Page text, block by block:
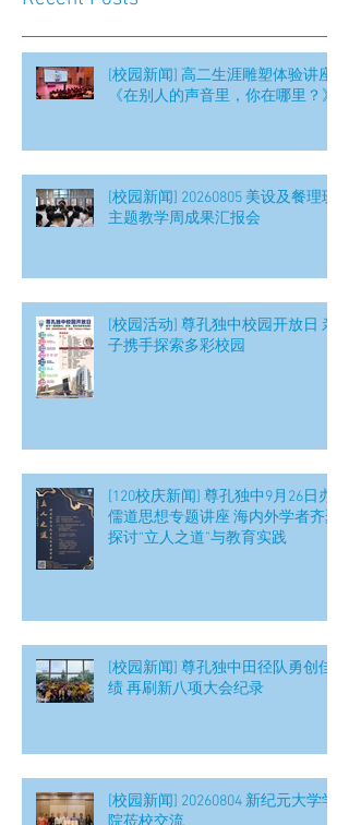
[校园新闻] 高二生涯雕塑体验讲座
《在别人的声音里，你在哪里？》
[校园新闻] 20260805 美设及餐理班
主题教学周成果汇报会
[校园活动] 尊孔独中校园开放日 亲
子携手探索多彩校园
[120校庆新闻] 尊孔独中9月26日办
儒道思想专题讲座 海内外学者齐聚
探讨“立人之道”与教育实践
[校园新闻] 尊孔独中田径队勇创佳
绩 再刷新八项大会纪录
[校园新闻] 20260804 新纪元大学学